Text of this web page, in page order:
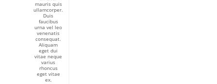
mauris quis
ullamcorper.
Duis
faucibus
urna vel leo
venenatis
consequat.
Aliquam
eget dui
vitae neque
varius
rhoncus
eget vitae
ex.